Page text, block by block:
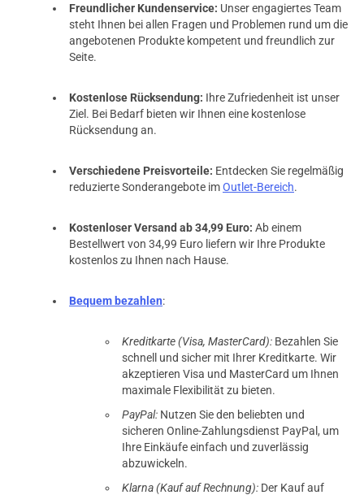
next
Freundlicher Kundenservice: Unser engagiertes Team
steht Ihnen bei allen Fragen und Problemen rund um die
angebotenen Produkte kompetent und freundlich zur
Seite.
Kostenlose Rücksendung: Ihre Zufriedenheit ist unser
Ziel. Bei Bedarf bieten wir Ihnen eine kostenlose
Rücksendung an.
Verschiedene Preisvorteile: Entdecken Sie regelmäßig
reduzierte Sonderangebote imOutlet-Bereich.
Kostenloser Versand ab 34,99 Euro: Ab einem
Bestellwert von 34,99 Euro liefern wir Ihre Produkte
kostenlos zu Ihnen nach Hause.
Bequem bezahlen:
Kreditkarte (Visa, MasterCard): Bezahlen Sie
schnell und sicher mit Ihrer Kreditkarte. Wir
akzeptieren Visa und MasterCard um Ihnen
maximale Flexibilität zu bieten.
PayPal: Nutzen Sie den beliebten und
sicheren Online-Zahlungsdienst PayPal, um
Ihre Einkäufe einfach und zuverlässig
abzuwickeln.
Klarna (Kauf auf Rechnung): Der Kauf auf